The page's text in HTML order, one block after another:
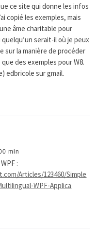
ce site qui donne les infos
copié les exemples, mais
âme charitable pour
quelqu’un serait-il où je peux
sur la manière de procéder
des exemples pour W8.
edbricole sur gmail.
min
:
Articles/123460/Simple
WPF-Applica